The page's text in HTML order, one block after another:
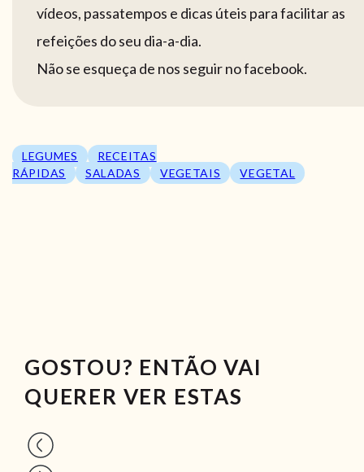
vídeos, passatempos e dicas úteis para facilitar as
refeições do seu dia-a-dia.
Não se esqueça de nos seguir no facebook.
LEGUMES
RECEITAS
RÁPIDAS
SALADAS VEGETAIS VEGETAL
GOSTOU? ENTÃO VAI
QUERER VER ESTAS